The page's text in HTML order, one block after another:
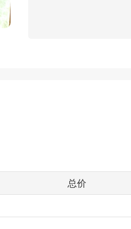
总价